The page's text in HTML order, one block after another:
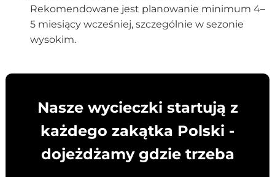
Rekomendowane jest planowanie minimum 4–
5 miesiący wcześniej, szczególnie w sezonie
wysokim.
Nasze wycieczki startują z
każdego zakątka Polski -
dojeżdżamy gdzie trzeba